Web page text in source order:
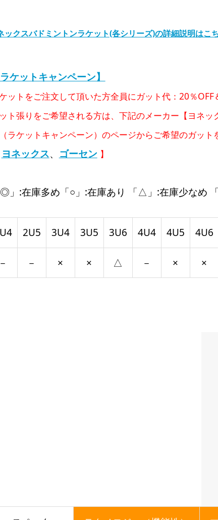
ックスバドミントンラケット(各シリーズ)の詳細説明はこ
ケットキャンペーン】
ットをご注文して頂いた方全員にガット代：20％OFF
ト張りをご希望される方は、下記のメーカー【ヨネ
ラケットキャンペーン）のページからご希望のガット
ヨネックス、 ゴーセン 】
」:在庫多め「○」:在庫あり 「△」:在庫少なめ
2U5 3U4 3U5 3U6 4U4 4U5 4U6
－ × × △ － × ×